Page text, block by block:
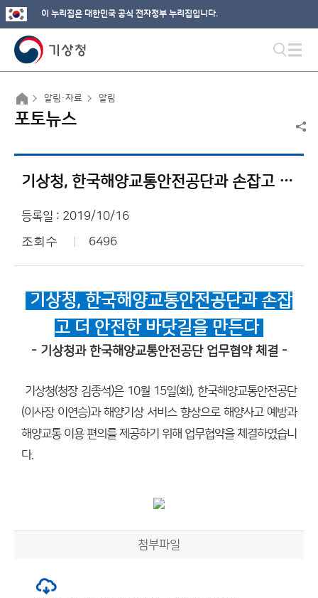
이 누리집은 대한민국 공식 전자정부 누리집입니다.
알림·자료 알림
포토뉴스
기상청, 한국해양교통안전공단과 손잡고 더 안전한 바닷길을 만든다
등록일 : 2019/10/16
조회수 6496
기상청, 한국해양교통안전공단과 손잡
고 더 안전한 바닷길을 만든다
- 기상청과 한국해양교통안전공단 업무협약 체결 -
기상청(청장 김종석)은 10월 15일(화), 한국해양교통안전공단
(이사장 이연승)과 해양기상 서비스 향상으로 해양사고 예방과
해양교통 이용 편의를 제공하기 위해 업무협약을 체결하였습니
다.
첨부파일